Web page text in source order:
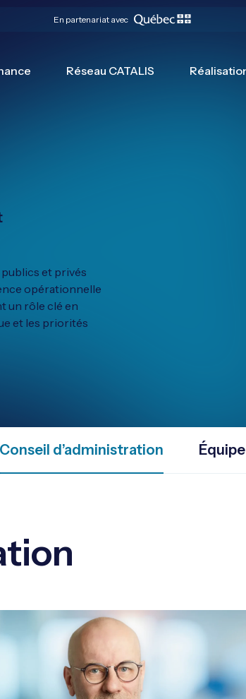
En partenariat avec
Réseau CATALIS
publics et privés
opérationnelle
un rôle clé en
et les priorités
Conseil d’administration Équipe